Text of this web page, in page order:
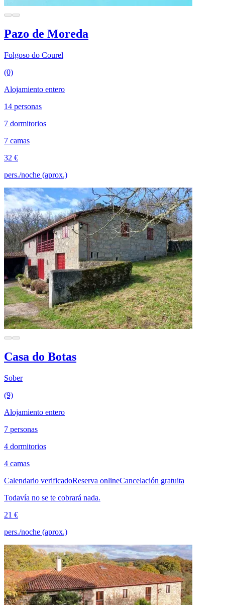
Pazo de Moreda
Folgoso do Courel
(0)
Alojamiento entero
14 personas
7 dormitorios
7 camas
32 €
pers./noche (aprox.)
Casa do Botas
Sober
(9)
Alojamiento entero
7 personas
4 dormitorios
4 camas
Calendario verificadoReserva onlineCancelación gratuita
Todavía no se te cobrará nada.
21 €
pers./noche (aprox.)